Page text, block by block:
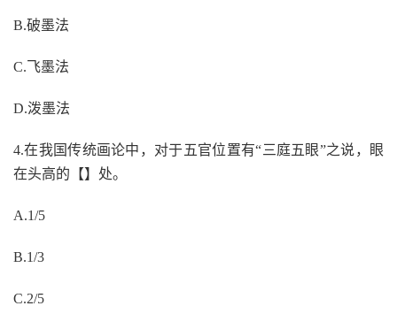
B.破墨法
C.飞墨法
D.泼墨法
4.在我国传统画论中，对于五官位置有“三庭五眼”之说，眼
在头高的【】处。
A.1/5
B.1/3
C.2/5